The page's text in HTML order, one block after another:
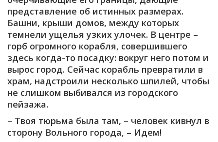
представление об истинных размерах.
Башни, крыши домов, между которых
темнели ущелья узких улочек. В центре –
горб огромного корабля, совершившего
здесь когда-то посадку: вокруг него потом и
вырос город. Сейчас корабль превратили в
храм, надстроили несколько шпилей, чтобы
не слишком выбивался из городского
пейзажа.
– Твоя тюрьма была там, – человек кивнул в
сторону Вольного города, – Идем!